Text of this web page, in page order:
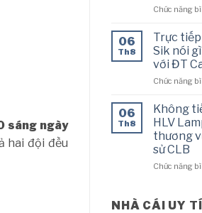
sáng ngày
hai đội đều
Chức năng
06
Th8
Trực tiếp
Sik nói
với ĐT
Chức năng
06
Th8
Không
HLV
thương
sử CLB
Chức năng
NHÀ CÁI UY